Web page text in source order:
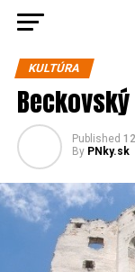
KULTÚRA
Published
By PNky.sk